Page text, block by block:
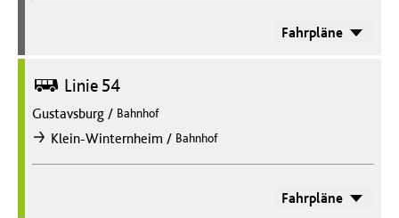
Fahrpläne
Bus Linie 54
Gustavsburg / Bahnhof
nachKlein-Winternheim / Bahnhof
Fahrpläne